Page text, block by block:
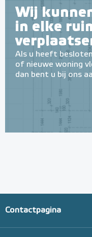
Wij
in elke
Als u heeft
of nieuwe woning
dan bent u bij ons
Contactpagina